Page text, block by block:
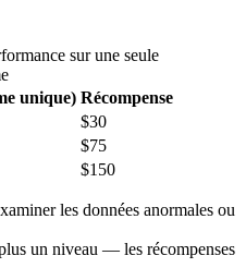
sur une seule
unique) Récompense
$30
$75
$150
les données anormales ou
un niveau — les récompenses